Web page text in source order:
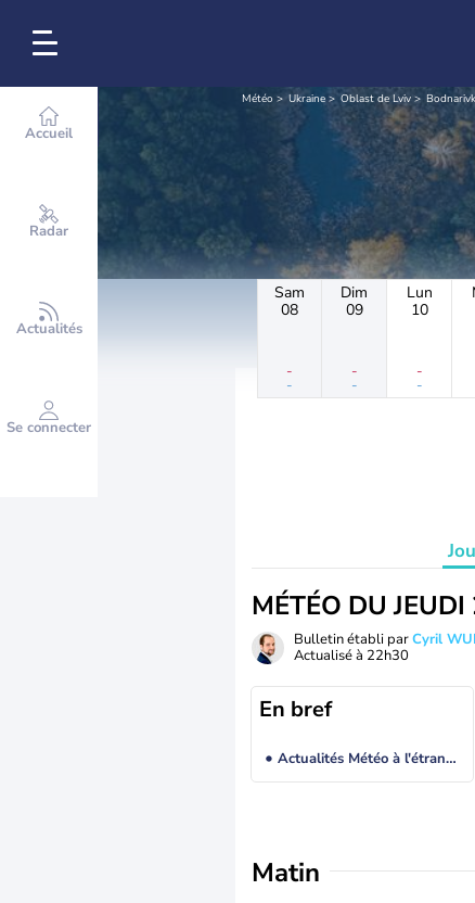
Accueil
Radar
Actualités
Se connecter
Météo Ukraine Oblast de Lviv
Sam
08
-
-
Dim
09
-
-
Lun
10
-
-
MÉTÉO DU
Bulletin établi parCyril
Actualisé à 22h30
En bref
Actualités Météo à l'étranger
Matin